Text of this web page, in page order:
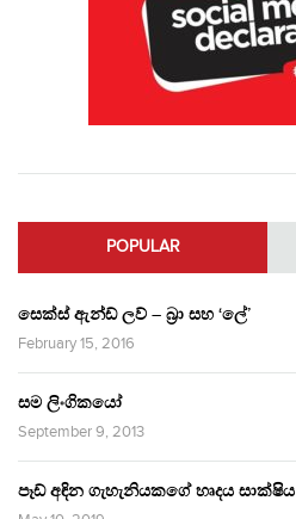
POPULAR
සෙක්ස් ඇන්ඩ් ලව් – බ්‍රා සහ ‘ලේ’
February 15, 2016
සම ලිංගිකයෝ
September 9, 2013
පෑඩ් අඳින ගැහැනියකගේ හෘදය සාක්ෂිය